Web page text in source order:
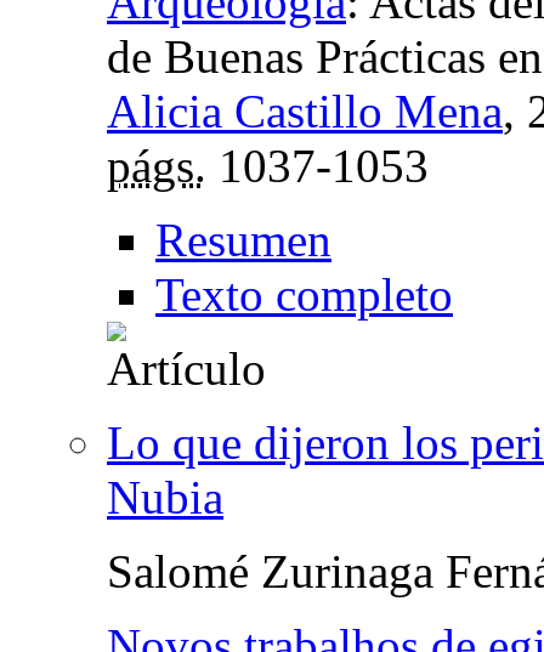
de Buenas Prácticas
Alicia Castillo Mena,
págs. 1037-1053
Resumen
Texto completo
Lo que dijeron los
Nubia
Salomé Zurinaga